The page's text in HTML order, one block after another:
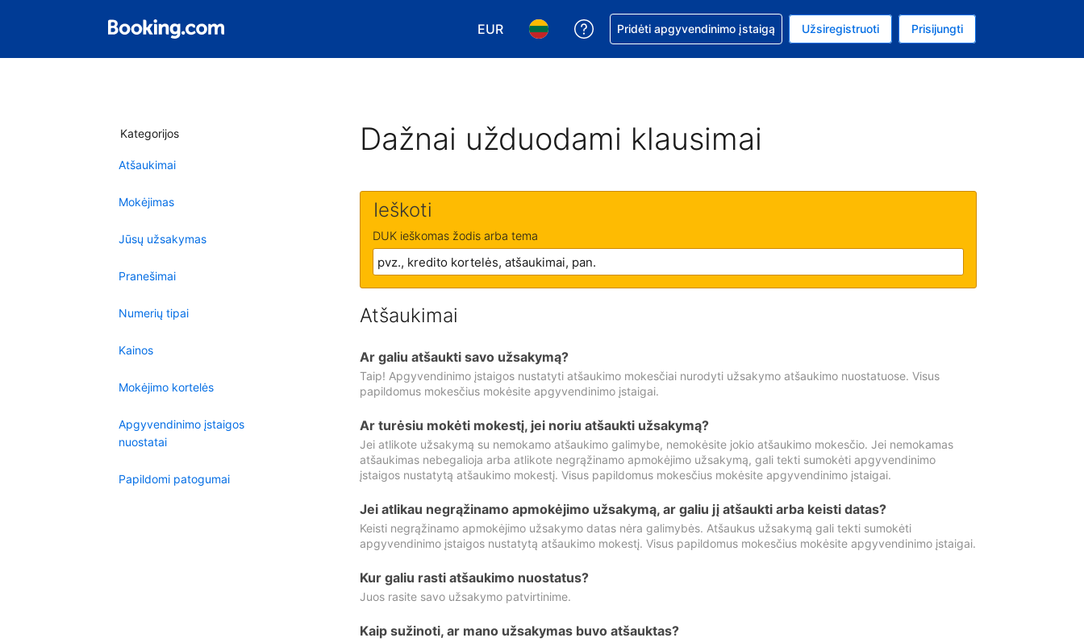
EUR
Pasirinkite valiutą. Jūsų pasirinkta valiuta: Euras
Pasirinkite kalbą. Jūsų pasirinkta kalba: Lietuvių
Pagalba dėl užsakymo
Pridėti apgyvendinimo įstaigą Užsiregistruoti Prisijungti
Kategorijos
Atšaukimai
Mokėjimas
Jūsų užsakymas
Pranešimai
Numerių tipai
Kainos
Mokėjimo kortelės
Apgyvendinimo įstaigos
nuostatai
Papildomi patogumai
Dažnai užduodami klausimai
Ieškoti
DUK ieškomas žodis arba tema
Atšaukimai
Ar galiu atšaukti savo užsakymą?
Taip! Apgyvendinimo įstaigos nustatyti atšaukimo mokesčiai nurodyti užsakymo atšaukimo nuostatuose. Visus
papildomus mokesčius mokėsite apgyvendinimo įstaigai.
Ar turėsiu mokėti mokestį, jei noriu atšaukti užsakymą?
Jei atlikote užsakymą su nemokamo atšaukimo galimybe, nemokėsite jokio atšaukimo mokesčio. Jei nemokamas
atšaukimas nebegalioja arba atlikote negrąžinamo apmokėjimo užsakymą, gali tekti sumokėti apgyvendinimo
įstaigos nustatytą atšaukimo mokestį. Visus papildomus mokesčius mokėsite apgyvendinimo įstaigai.
Jei atlikau negrąžinamo apmokėjimo užsakymą, ar galiu jį atšaukti arba keisti datas?
Keisti negrąžinamo apmokėjimo užsakymo datas nėra galimybės. Atšaukus užsakymą gali tekti sumokėti
apgyvendinimo įstaigos nustatytą atšaukimo mokestį. Visus papildomus mokesčius mokėsite apgyvendinimo įstaigai.
Kur galiu rasti atšaukimo nuostatus?
Juos rasite savo užsakymo patvirtinime.
Kaip sužinoti, ar mano užsakymas buvo atšauktas?